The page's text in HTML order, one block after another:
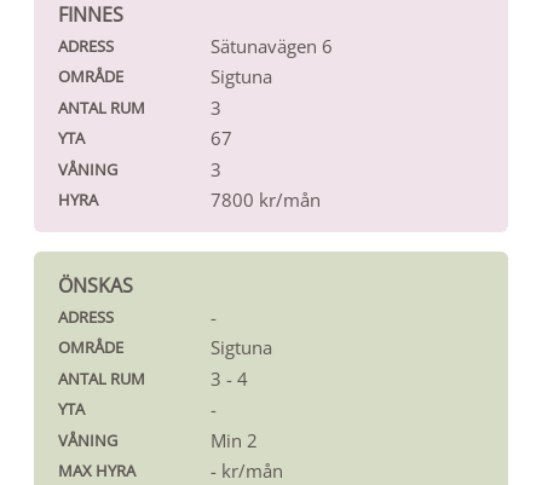
FINNES
ADRESS Sätunavägen 6
OMRÅDE Sigtuna
ANTAL RUM 3
YTA 67
VÅNING 3
HYRA 7800 kr/mån
ÖNSKAS
ADRESS -
OMRÅDE Sigtuna
ANTAL RUM 3 - 4
YTA -
VÅNING Min 2
MAX HYRA - kr/mån